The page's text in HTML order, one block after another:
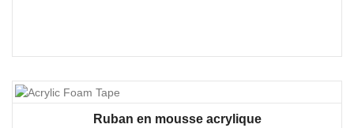
Ruban en mousse acrylique